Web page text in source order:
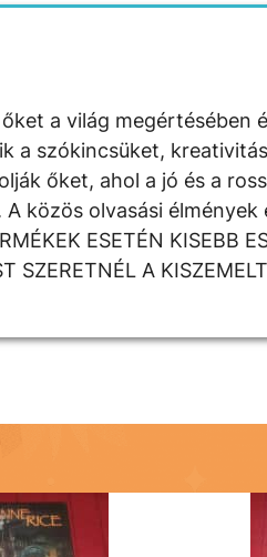
a világ megértésében
a szókincsüket,
őket, ahol a jó és a
közös olvasási élmények
ESETÉN KISEBB
SZERETNÉL A